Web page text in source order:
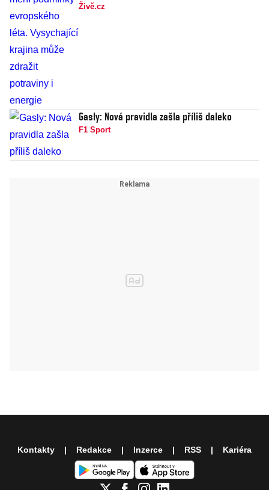
Živě.cz
Gasly: Nová pravidla zašla příliš daleko
F1 Sport
Kontakty Redakce Inzerce RSS Kariéra